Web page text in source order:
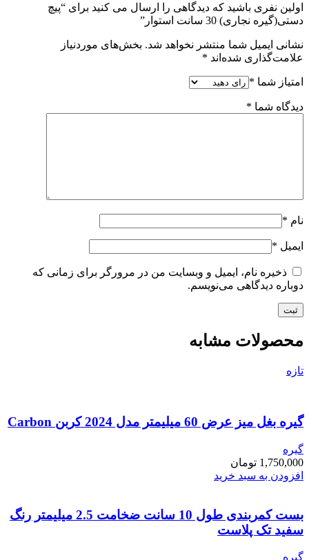
اولین نفری باشید که دیدگاهی را ارسال می کنید برای “پیچ
دستی(گیره نجاری) 30 سانت استوار”
نشانی ایمیل شما منتشر نخواهد شد. بخش‌های موردنیاز
علامت‌گذاری شده‌اند *
امتیاز شما *
دیدگاه شما *
نام *
ایمیل *
ذخیره نام، ایمیل و وبسایت من در مرورگر برای زمانی که
دوباره دیدگاهی می‌نویسم.
محصولات مشابه
تازه
گیره بغل میز عرض 60 میلیمتر مدل 2024 کربن Carbon
گیره
1,750,000 تومان
افزودن به سبد خرید
بست کمربندی طول 10 سانت ضخامت 2.5 میلیمتر رنگ
سفید تک پلاست
گیره